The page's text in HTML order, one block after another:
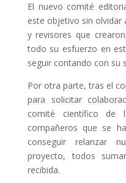
El nuevo comité
este objetivo sin
y revisores que
todo su esfuerzo en
seguir contando con su
Por otra parte, tras el
para solicitar
comité científico de
compañeros que se
conseguir relanzar
proyecto, todos
recibida.